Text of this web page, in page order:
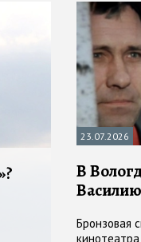
23.07.2026
В
Бронзовая